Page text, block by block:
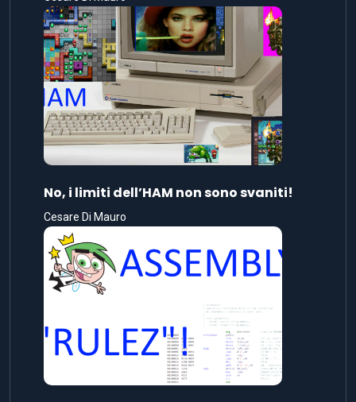
No, i limiti dell’HAM non sono svaniti!
Cesare Di Mauro